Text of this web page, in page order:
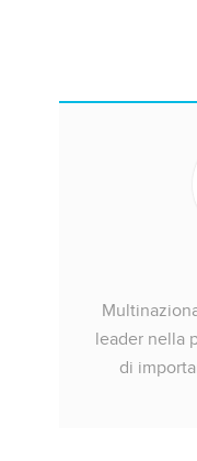
leader nella
di